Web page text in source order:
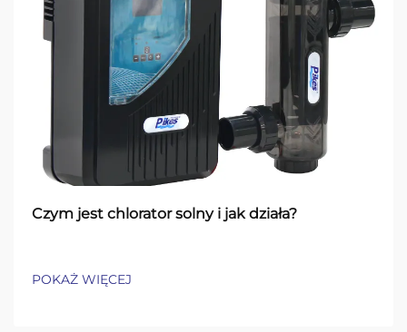
Czym jest chlorator solny i jak działa?
POKAŻ WIĘCEJ